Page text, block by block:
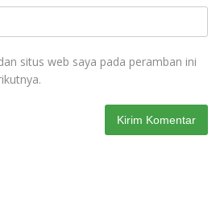
situs web saya pada peramban ini